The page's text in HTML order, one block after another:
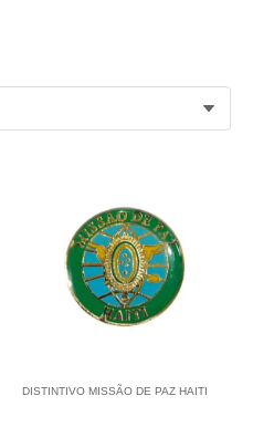
DISTINTIVO MISSÃO DE PAZ HAITI